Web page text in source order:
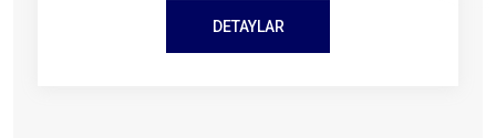
DETAYLAR